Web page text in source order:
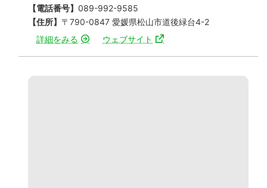
【電話番号】 089-992-9585
【住所】 〒790-0847 愛媛県松山市道後緑台4-2
詳細をみる
ウェブサイト